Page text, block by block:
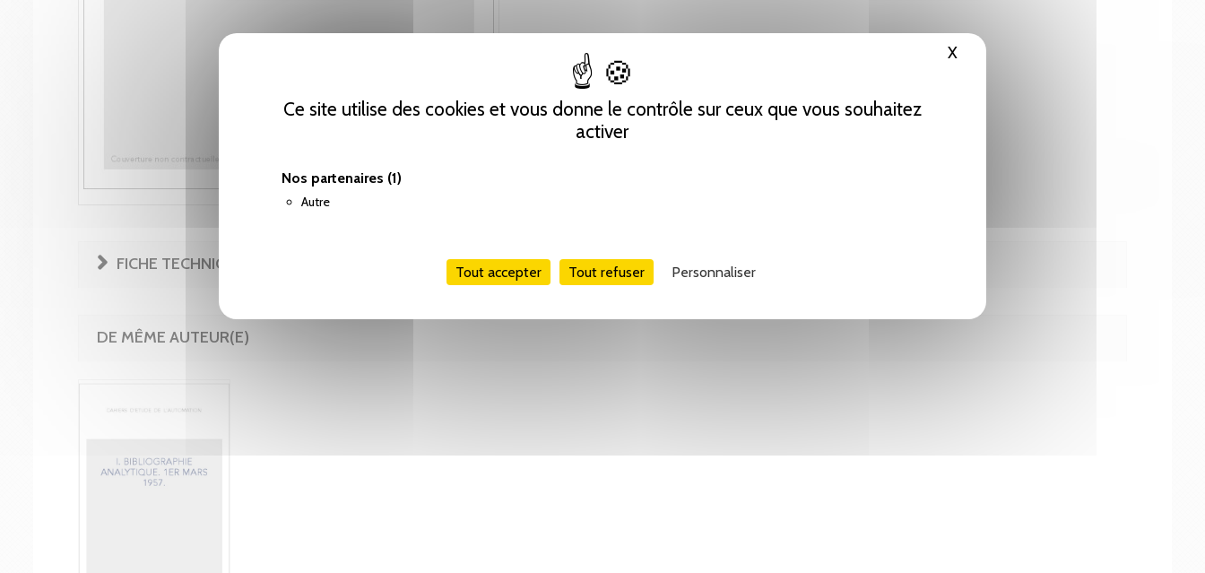
Ce site utilise des cookies et vous donne le contrôle sur ceux que vous souhaitez
activer
Nos partenaires (1)
Autre
Tout accepter Tout refuser Personnaliser
X Masquer le bandeau des cookies
FICHE TECHNIQUE
DE MÊME AUTEUR(E)